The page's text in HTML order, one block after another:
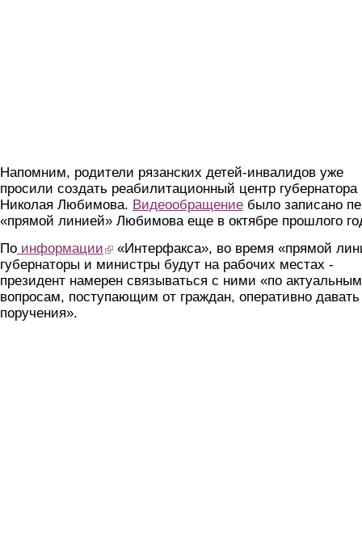
Напомним, родители рязанских детей-инвалидов уже
просили создать реабилитационный центр губернатора
Николая Любимова. Видеообращение было записано
«прямой линией» Любимова еще в октябре прошлого
По информации (link is external)
«Интерфакса», во время «прямой
губернаторы и министры будут на рабочих местах -
президент намерен связываться с ними «по актуальным
вопросам, поступающим от граждан, оперативно давать
поручения».